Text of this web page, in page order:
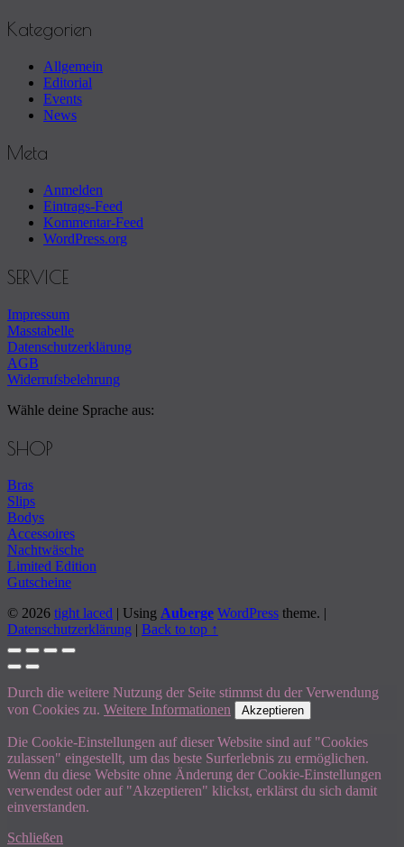
Kategorien
Allgemein
Editorial
Events
News
Meta
Anmelden
Eintrags-Feed
Kommentar-Feed
WordPress.org
Footer
sidebar
SERVICE
Impressum
Masstabelle
Datenschutzerklärung
AGB
Widerrufsbelehrung
Wähle deine Sprache aus:
SHOP
Bras
Slips
Bodys
Accessoires
Nachtwäsche
Limited Edition
Gutscheine
© 2026 tight laced | Using Auberge WordPress theme. |
Datenschutzerklärung | Back to top ↑
Durch die weitere Nutzung der Seite stimmst du der Verwendung
von Cookies zu. Weitere Informationen Akzeptieren
Die Cookie-Einstellungen auf dieser Website sind auf "Cookies
zulassen" eingestellt, um das beste Surferlebnis zu ermöglichen.
Wenn du diese Website ohne Änderung der Cookie-Einstellungen
verwendest oder auf "Akzeptieren" klickst, erklärst du sich damit
einverstanden.
Schließen